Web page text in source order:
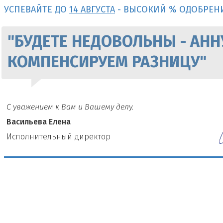
УСПЕВАЙТЕ ДО 14 АВГУСТА - ВЫСОКИЙ %
"БУДЕТЕ НЕДОВОЛЬНЫ -
КОМПЕНСИРУЕМ РАЗНИЦУ"
С уважением к Вам и Вашему делу.
Васильева Елена
И сполнительный директор